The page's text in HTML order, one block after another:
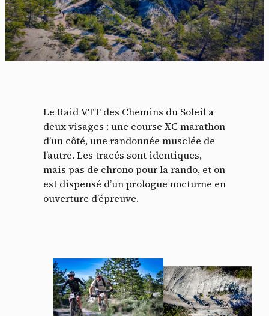
Le Raid VTT des Chemins du Soleil a
deux visages : une course XC marathon
d’un côté, une randonnée musclée de
l’autre. Les tracés sont identiques,
mais pas de chrono pour la rando, et on
est dispensé d’un prologue nocturne en
ouverture d’épreuve.